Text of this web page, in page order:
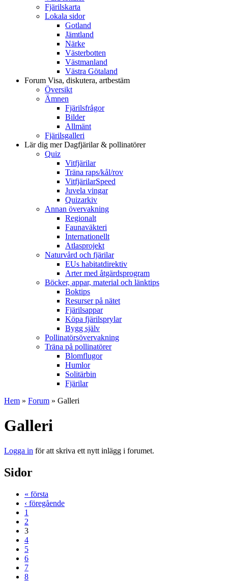
Fjärilskarta
Lokala sidor
Gotland
Jämtland
Närke
Västerbotten
Västmanland
Västra Götaland
Forum Visa, diskutera, artbestäm
Översikt
Ämnen
Fjärilsfrågor
Bilder
Allmänt
Fjärilsgalleri
Lär dig merDagfjärilar & pollinatörer
Quiz
Vitfjärilar
Träna raps/kål/rov
VitfjärilarSpeed
Juvela vingar
Quizarkiv
Annan övervakning
Regionalt
Faunaväkteri
Internationellt
Atlasprojekt
Naturvård och fjärilar
EUs habitatdirektiv
Arter med åtgärdsprogram
Böcker, appar, material och länktips
Boktips
Resurser på nätet
Fjärilsappar
Köpa fjärilsprylar
Bygg själv
Pollinatörsövervakning
Träna på pollinatörer
Blomflugor
Humlor
Solitärbin
Fjärilar
Hem » Forum » Galleri
Galleri
Logga in för att skriva ett nytt inlägg i forumet.
Sidor
« första
‹ föregående
1
2
3
4
5
6
7
8